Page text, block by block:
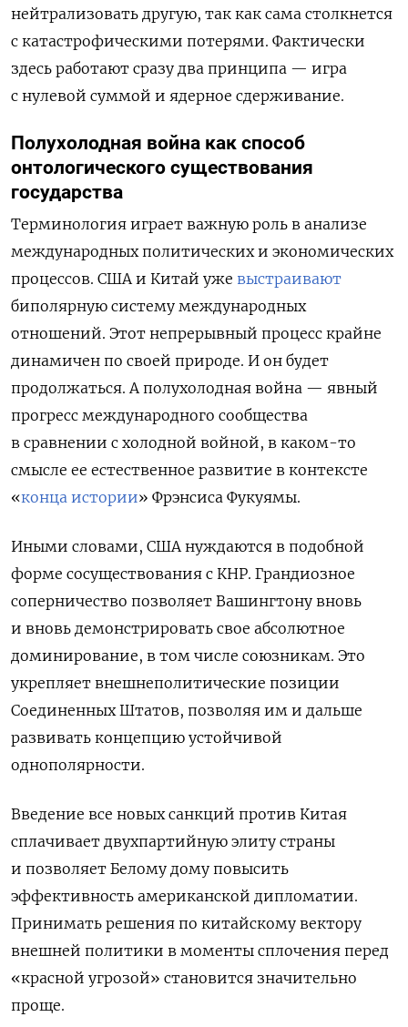
нейтрализовать другую, так как сама столкнется
с катастрофическими потерями. Фактически
здесь работают сразу два принципа — игра
с нулевой суммой и ядерное сдерживание.
Полухолодная война как способ
онтологического существования
государства
Терминология играет важную роль в анализе
международных политических и экономических
процессов. США и Китай уже выстраивают
биполярную систему международных
отношений. Этот непрерывный процесс крайне
динамичен по своей природе. И он будет
продолжаться. А полухолодная война — явный
прогресс международного сообщества
в сравнении с холодной войной, в каком-то
смысле ее естественное развитие в контексте
«конца истории» Фрэнсиса Фукуямы.
Иными словами, США нуждаются в подобной
форме сосуществования с КНР. Грандиозное
соперничество позволяет Вашингтону вновь
и вновь демонстрировать свое абсолютное
доминирование, в том числе союзникам. Это
укрепляет внешнеполитические позиции
Соединенных Штатов, позволяя им и дальше
развивать концепцию устойчивой
однополярности.
Введение все новых санкций против Китая
сплачивает двухпартийную элиту страны
и позволяет Белому дому повысить
эффективность американской дипломатии.
Принимать решения по китайскому вектору
внешней политики в моменты сплочения перед
«красной угрозой» становится значительно
проще.